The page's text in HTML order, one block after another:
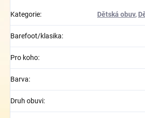
Kategorie: Dětská obuv,
Barefoot/klasika:
Pro koho:
Barva:
Druh obuvi: